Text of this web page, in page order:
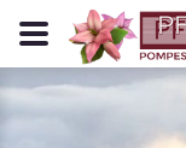
Panneau de gestion des